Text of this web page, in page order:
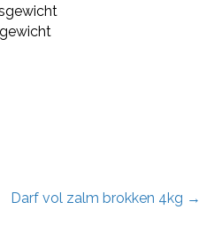
Darf vol zalm brokken 4kg →